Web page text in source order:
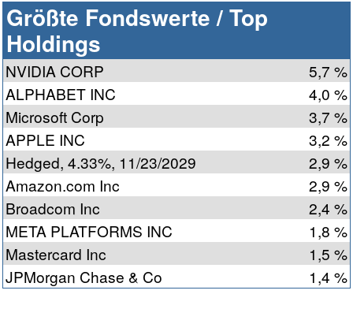
Größte Fondswerte / Top
Holdings
NVIDIA CORP
5,7 %
ALPHABET INC
4,0 %
Microsoft Corp
3,7 %
APPLE INC
3,2 %
Hedged, 4.33%, 11/23/2029
2,9 %
Amazon.com Inc
2,9 %
Broadcom Inc
2,4 %
META PLATFORMS INC
1,8 %
Mastercard Inc
1,5 %
JPMorgan Chase & Co
1,4 %